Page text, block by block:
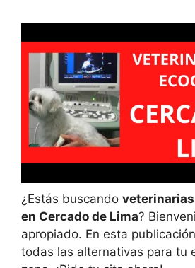
¿Estás buscando
en Cercado de Lima?
apropiado. En esta
todas las alternativas para tu